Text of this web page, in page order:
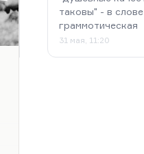
таковы" - в
граммотическая
31 мая, 11:20